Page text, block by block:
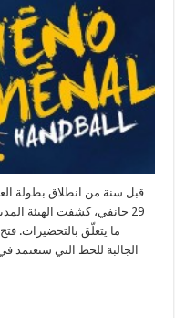
29 جانفي، كشفت الهيئة
ما يتعلّق بالتحضيرات.
الجالبة للحظ التي ستعتمد